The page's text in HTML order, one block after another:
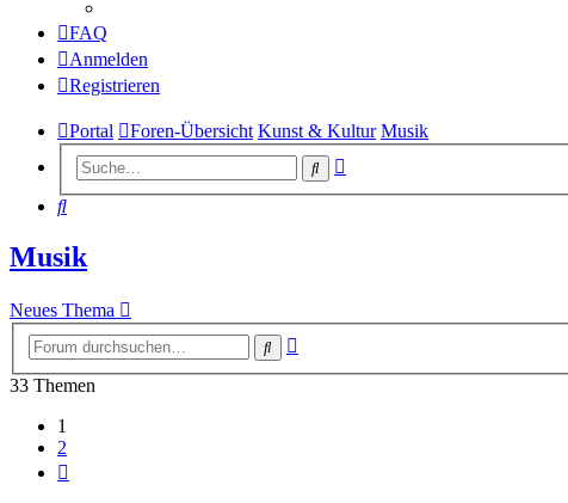
FAQ
Anmelden
Registrieren
Portal Foren-Übersicht Kunst & Kultur Musik
Suche
Suche
Musik
Neues Thema
Suche
33 Themen
1
2